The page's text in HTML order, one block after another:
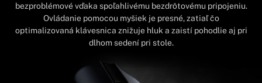
bezproblémové vďaka spoľahlivému bezdrôtovému pripojeniu.
Ovládanie pomocou myšiek je presné, zatiaľ čo
optimalizovaná klávesnica znižuje hluk a zaistí pohodlie aj pri
dlhom sedení pri stole.